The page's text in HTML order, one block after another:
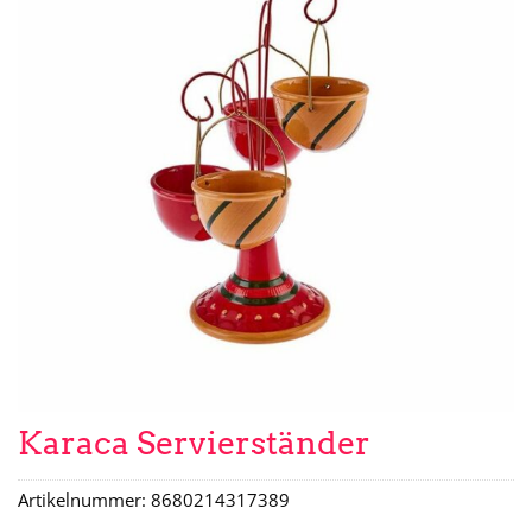
Karaca Servierständer
Artikelnummer: 8680214317389